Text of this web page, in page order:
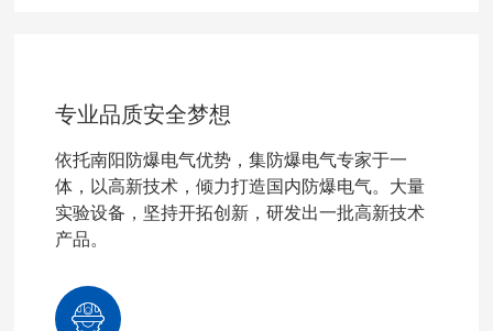
专业品质安全梦想
依托南阳防爆电气优势，集防爆电气专家于一
体，以高新技术，倾力打造国内防爆电气。大量
实验设备，坚持开拓创新，研发出一批高新技术
产品。